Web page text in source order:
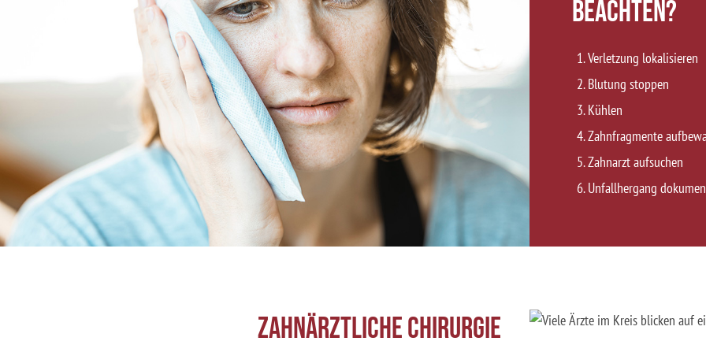
beachten?
Verletzung lokalisieren
Blutung stoppen
Kühlen
Zahnfragmente
Zahnarzt aufsuchen
Unfallhergang
Zahnärztliche Chirurgie